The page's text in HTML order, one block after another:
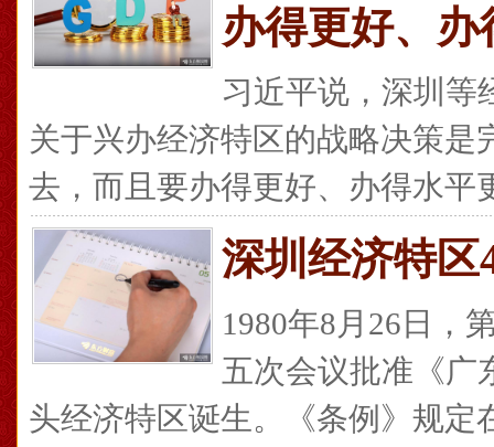
办得更好、
习近平说，深圳等
关于兴办经济特区的战略决策
去，而且要办得更好、办得水平
深圳经济特区
1980年8月26日，
五次会议批准《广
头经济特区诞生。《条例》规